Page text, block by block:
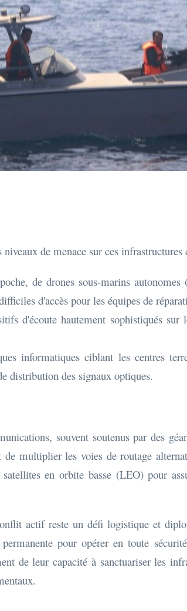
de menace sur ces infrastructures
de drones sous-marins
d'accès pour les équipes de
d'écoute hautement sophistiqués
informatiques ciblant les centres
distribution des signaux optiques.
souvent soutenus par des
multiplier les voies de routage
en orbite basse (LEO) pour
actif reste un défi logistique et
pour opérer en toute
de leur capacité à sanctuariser les